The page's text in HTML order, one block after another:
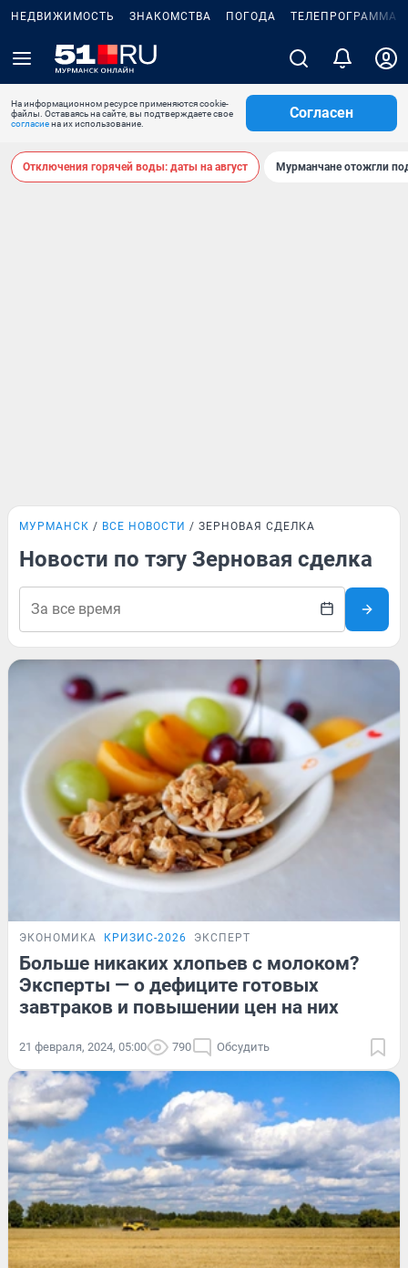
НЕДВИЖИМОСТЬ ЗНАКОМСТВА ПОГОДА ТЕЛЕПРОГРАММА
На информационном ресурсе применяются cookie-
файлы. Оставаясь на сайте, вы подтверждаете свое
согласиена их использование.
Согласен
Отключения горячей воды: даты на август Мурманчане отожгли
МУРМАНСК ВСЕ НОВОСТИ ЗЕРНОВАЯ СДЕЛКА
Новости по тэгу Зерновая сделка
ЭКОНОМИКА КРИЗИС-2026 ЭКСПЕРТ
Больше никаких хлопьев с молоком?
Эксперты — о дефиците готовых
завтраков и повышении цен на них
21 февраля, 2024, 05:00 790 Обсудить